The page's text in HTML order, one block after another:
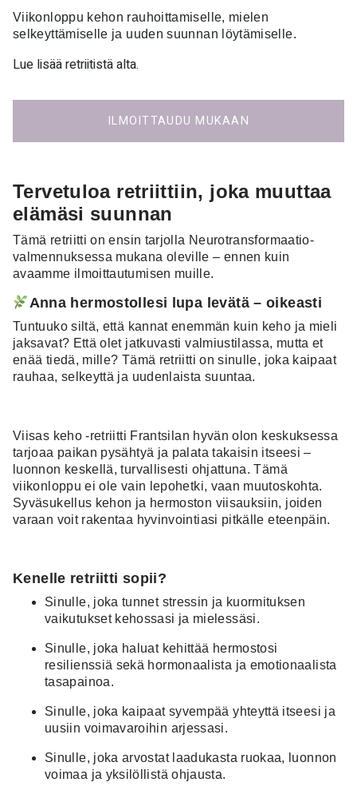
Viikonloppu kehon rauhoittamiselle, mielen
selkeyttämiselle ja uuden suunnan löytämiselle.
Lue lisää retriitistä alta.
ILMOITTAUDU MUKAAN
Tervetuloa retriittiin, joka muuttaa
elämäsi suunnan
Tämä retriitti on ensin tarjolla Neurotransformaatio-
valmennuksessa mukana oleville – ennen kuin
avaamme ilmoittautumisen muille.
Anna hermostollesi lupa levätä – oikeasti
Tuntuuko siltä, että kannat enemmän kuin keho ja mieli
jaksavat? Että olet jatkuvasti valmiustilassa, mutta et
enää tiedä, mille? Tämä retriitti on sinulle, joka kaipaat
rauhaa, selkeyttä ja uudenlaista suuntaa.
Viisas keho-retriitti Frantsilan hyvän olon keskuksessa
tarjoaa paikan pysähtyä ja palata takaisin itseesi –
luonnon keskellä, turvallisesti ohjattuna. Tämä
viikonloppu ei ole vain lepohetki, vaan muutoskohta.
Syväsukellus kehon ja hermoston viisauksiin, joiden
varaan voit rakentaa hyvinvointiasi pitkälle eteenpäin.
Kenelle retriitti sopii?
Sinulle, joka tunnet stressin ja kuormituksen
vaikutukset kehossasi ja mielessäsi.
Sinulle, joka haluat kehittää hermostosi
resilienssiä sekä hormonaalista ja emotionaalista
tasapainoa.
Sinulle, joka kaipaat syvempää yhteyttä itseesi ja
uusiin voimavaroihin arjessasi.
Sinulle, joka arvostat laadukasta ruokaa, luonnon
voimaa ja yksilöllistä ohjausta.